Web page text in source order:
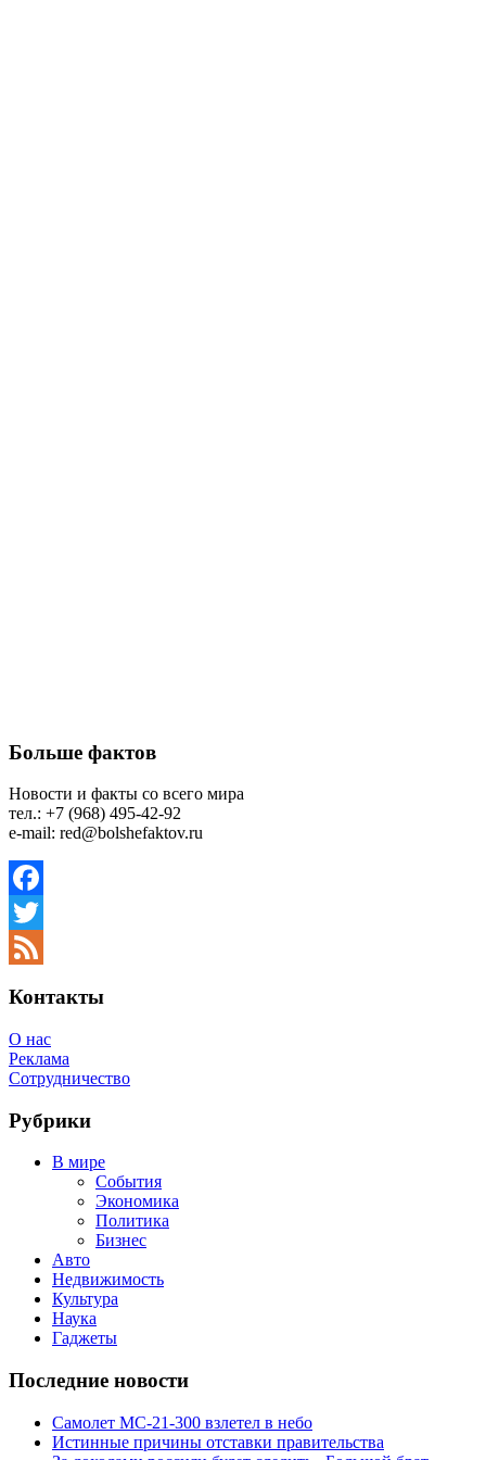
Больше фактов
Новости и факты со всего мира
тел.: +7 (968) 495-42-92
e-mail: red@bolshefaktov.ru
Facebook
Twitter
Контакты
О нас
Реклама
Сотрудничество
Рубрики
В мире
События
Экономика
Политика
Бизнес
Авто
Недвижимость
Культура
Наука
Гаджеты
Последние новости
Самолет МС-21-300 взлетел в небо
Истинные причины отставки правительства